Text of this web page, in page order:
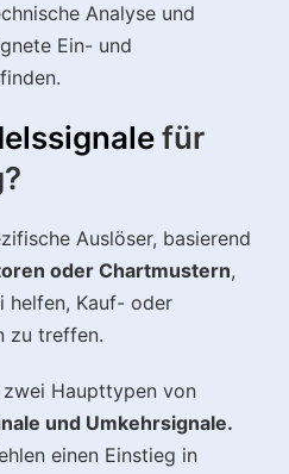
Analyse und
Ein- und
für
Auslöser, basierend
oder Chartmustern,
helfen, Kauf- oder
zu treffen.
Haupttypen von
und Umkehrsignale.
einen Einstieg in